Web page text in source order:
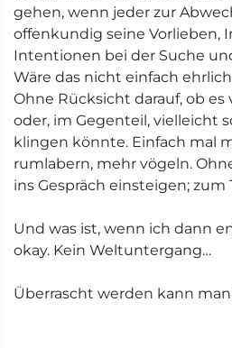
gehen, wenn jeder zur
offenkundig seine Vorlieben,
Intentionen bei der Suche
Wäre das nicht einfach
Ohne Rücksicht darauf, ob
oder, im Gegenteil, vielleicht
klingen könnte. Einfach mal
rumlabern, mehr vögeln.
ins Gespräch einsteigen; zum
Und was ist, wenn ich dann
okay. Kein Weltuntergang…
Überrascht werden kann